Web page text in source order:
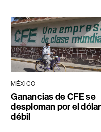
MÉXICO
Ganancias de CFE se
desploman por el dólar
débil